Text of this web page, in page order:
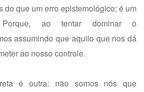
do que um erro epistemológico; é um
Porque, ao tentar dominar o
assumindo que aquilo que nos dá
ao nosso controle.
é outra: não somos nós que